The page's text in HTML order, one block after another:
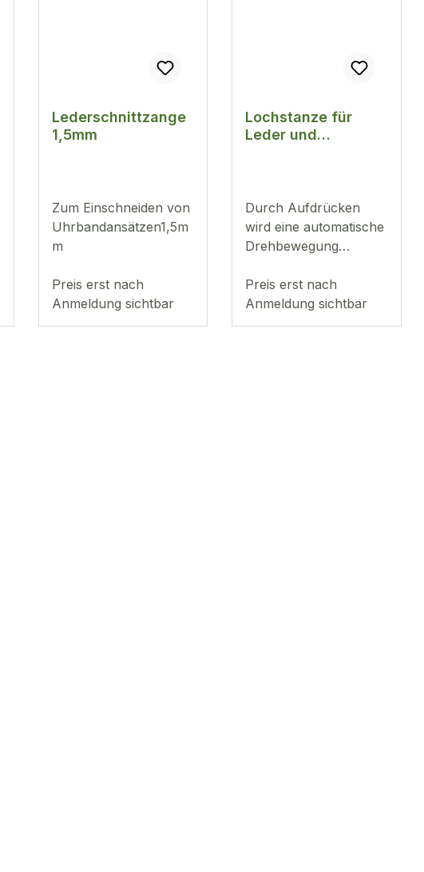
Lederschnittzange
1,5mm
Zum Einschneiden von
Uhrbandansätzen1,5m
m
Preis erst nach
Anmeldung sichtbar
Lochstanze für
Leder und
Durch Aufdrücken
wird eine automatische
Drehbewegung
entstehen exakt
geschnittene Löcher. 6
runde Einsätze: Ø 1,0 /
Preis erst nach
Anmeldung sichtbar